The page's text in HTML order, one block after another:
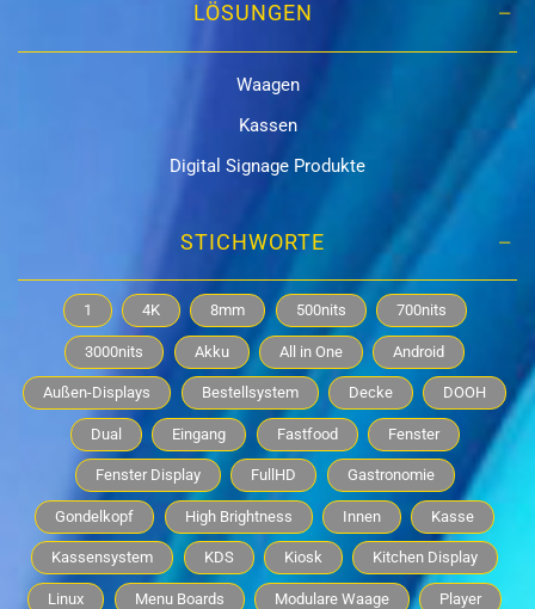
LÖSUNGEN
Waagen
Kassen
Digital Signage Produkte
STICHWORTE
1 4K 8mm 500nits 700nits
3000nits Akku All in One Android
Außen-Displays Bestellsystem Decke DOOH
Dual Eingang Fastfood Fenster
Fenster Display FullHD Gastronomie
Gondelkopf High Brightness Innen Kasse
Kassensystem KDS Kiosk Kitchen Display
Linux Menu Boards Modulare Waage Player